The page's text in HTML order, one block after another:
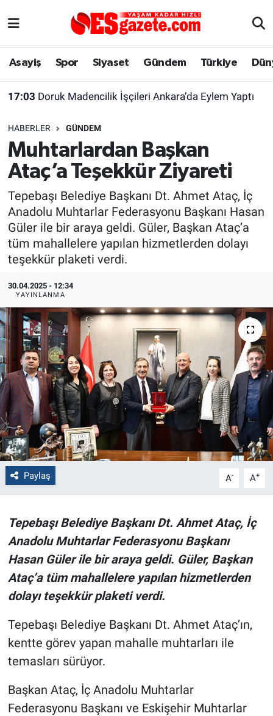
Asayiş Spor Siyaset Gündem Türkiye
17:03 Doruk Madencilik İşçileri Ankara’da Eylem Yaptı
HABERLER GÜNDEM
Muhtarlardan Başkan
Ataç’a Teşekkür Ziyareti
Tepebaşı Belediye Başkanı Dt. Ahmet Ataç, İç
Anadolu Muhtarlar Federasyonu Başkanı Hasan
Güler ile bir araya geldi. Güler, Başkan Ataç’a
tüm mahallelere yapılan hizmetlerden dolayı
teşekkür plaketi verdi.
30.04.2025 - 12:34
YAYINLANMA
Paylaş A- A+
Tepebaşı Belediye Başkanı Dt. Ahmet Ataç, İç
Anadolu Muhtarlar Federasyonu Başkanı
Hasan Güler ile bir araya geldi. Güler, Başkan
Ataç’a tüm mahallelere yapılan hizmetlerden
dolayı teşekkür plaketi verdi.
Tepebaşı Belediye Başkanı Dt. Ahmet Ataç’ın,
kentte görev yapan mahalle muhtarları ile
temasları sürüyor.
Başkan Ataç, İç Anadolu Muhtarlar
Federasyonu Başkanı ve Eskişehir Muhtarlar
Asayiş
Gündem
Türkiye
Dünya
Sağlık
Alış-Veriş/İş dünyası
Yaşam
Eskişehirspor Arşivi
Eskişehir Arşivi
Röportaj
Ekonomi
Kültür Sanat
Politika
Bilecik
Kütahya
Gezi
Genel
Çevre
Yerel
Bilim ve Teknoloji
Eskişehir Nöbetçi Eczaneler
Süper Lig Puan Durumu ve Fikstür
Tüm Manşetler
Son Dakika Haberleri
Haber Arşivi